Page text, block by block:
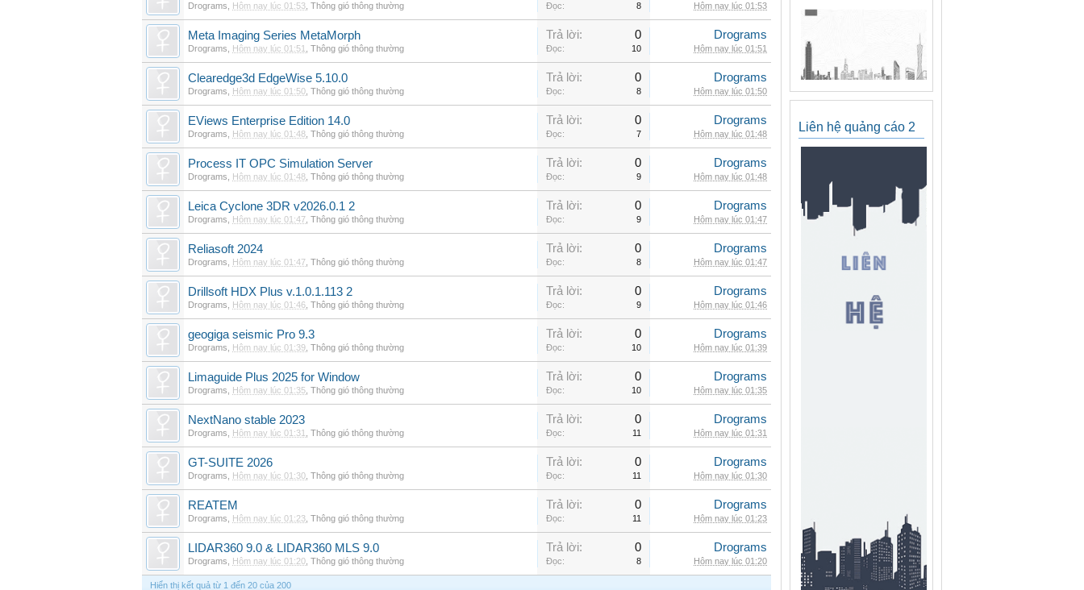
Drograms Hôm nay lúc 01:53 Thông gió thông thường Đọc: 8 Hôm nay lúc 01:53
Meta Imaging Series MetaMorph
Drograms Hôm nay lúc 01:51 Thông gió thông thường
Trả lời: 0
Đọc: 10
Drograms
Hôm nay lúc 01:51
Clearedge3d EdgeWise 5.10.0
Drograms Hôm nay lúc 01:50 Thông gió thông thường
Trả lời: 0
Đọc: 8
Drograms
Hôm nay lúc 01:50
EViews Enterprise Edition 14.0
Drograms Hôm nay lúc 01:48 Thông gió thông thường
Trả lời: 0
Đọc: 7
Drograms
Hôm nay lúc 01:48
Process IT OPC Simulation Server
Drograms Hôm nay lúc 01:48 Thông gió thông thường
Trả lời: 0
Đọc: 9
Drograms
Hôm nay lúc 01:48
Leica Cyclone 3DR v2026.0.1 2
Drograms Hôm nay lúc 01:47 Thông gió thông thường
Trả lời: 0
Đọc: 9
Drograms
Hôm nay lúc 01:47
Reliasoft 2024
Drograms Hôm nay lúc 01:47 Thông gió thông thường
Trả lời: 0
Đọc: 8
Drograms
Hôm nay lúc 01:47
Drillsoft HDX Plus v.1.0.1.113 2
Drograms Hôm nay lúc 01:46 Thông gió thông thường
Trả lời: 0
Đọc: 9
Drograms
Hôm nay lúc 01:46
geogiga seismic Pro 9.3
Drograms Hôm nay lúc 01:39 Thông gió thông thường
Trả lời: 0
Đọc: 10
Drograms
Hôm nay lúc 01:39
Limaguide Plus 2025 for Window
Drograms Hôm nay lúc 01:35 Thông gió thông thường
Trả lời: 0
Đọc: 10
Drograms
Hôm nay lúc 01:35
NextNano stable 2023
Drograms Hôm nay lúc 01:31 Thông gió thông thường
Trả lời: 0
Đọc: 11
Drograms
Hôm nay lúc 01:31
GT-SUITE 2026
Drograms Hôm nay lúc 01:30 Thông gió thông thường
Trả lời: 0
Đọc: 11
Drograms
Hôm nay lúc 01:30
REATEM
Drograms Hôm nay lúc 01:23 Thông gió thông thường
Trả lời: 0
Đọc: 11
Drograms
Hôm nay lúc 01:23
LIDAR360 9.0 & LIDAR360 MLS 9.0
Drograms Hôm nay lúc 01:20 Thông gió thông thường
Trả lời: 0
Đọc: 8
Drograms
Hôm nay lúc 01:20
Hiển thị kết quả từ 1 đến 20 của 200
Liên hệ quảng cáo 2